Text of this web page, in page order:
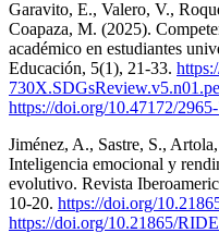
Garavito, E., Valero, V.,
Coapaza, M. (2025).
académico en estudiantes
Educación, 5(1), 21-33.
https://doi.org/10.47172/
Jiménez, A., Sastre, S.,
Inteligencia emocional y
evolutivo. Revista
10-20. https://doi.org/
https://doi.org/10.21865/